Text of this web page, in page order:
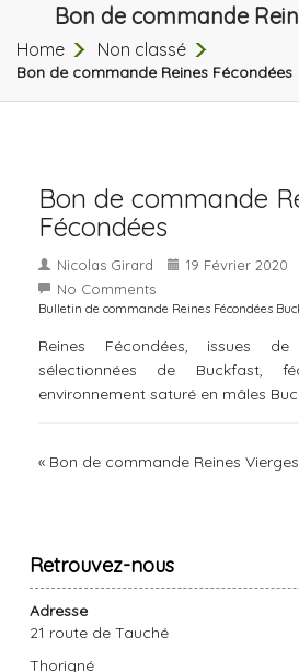
Bon de commande
Home Non classé
Bon de commande Reines Fécondées
Bon de commande
Fécondées
Nicolas Girard 19 Février 2020
No Comments
Bulletin de commande Reines Fécondées
Reines Fécondées, issues
sélectionnées de Buckfast,
environnement saturé en mâles
« Bon de commande Reines Vierges
Retrouvez-nous
Adresse
21 route de Tauché
Thorigné